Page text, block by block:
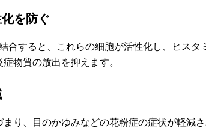
を防ぐ
合すると、これらの細胞が活性化し、ヒス
物質の放出を抑えます。
り、目のかゆみなどの花粉症の症状が軽減さ